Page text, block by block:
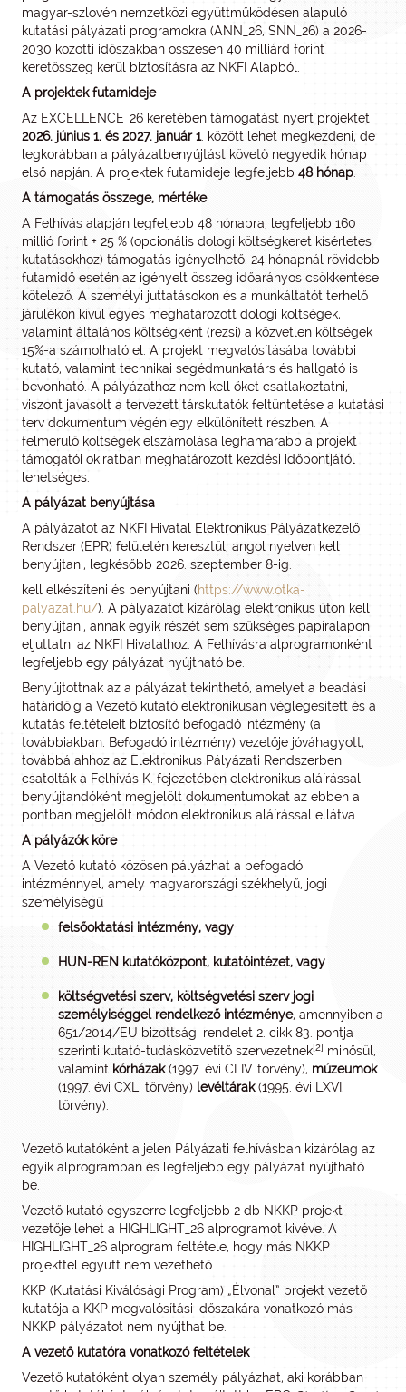
magyar-szlovén nemzetközi együttműködésen alapuló
kutatási pályázati programokra (ANN_26, SNN_26) a 2026-
2030 közötti időszakban összesen 40 milliárd forint
keretösszeg kerül biztosításra az NKFI Alapból.
A projektek futamideje
Az EXCELLENCE_26 keretében támogatást nyert projektet
2026. június 1. és 2027. január 1. között lehet megkezdeni, de
legkorábban a pályázatbenyújtást követő negyedik hónap
első napján. A projektek futamideje legfeljebb 48 hónap
A támogatás összege, mértéke
A Felhívás alapján legfeljebb 48 hónapra, legfeljebb 160
millió forint + 25 % (opcionális dologi költségkeret kísérletes
kutatásokhoz) támogatás igényelhető. 24 hónapnál rövidebb
futamidő esetén az igényelt összeg időarányos csökkentése
kötelező. A személyi juttatásokon és a munkáltatót terhelő
járulékon kívül egyes meghatározott dologi költségek,
valamint általános költségként (rezsi) a közvetlen költségek
15%-a számolható el. A projekt megvalósításába további
kutató, valamint technikai segédmunkatárs és hallgató is
bevonható. A pályázathoz nem kell őket csatlakoztatni,
viszont javasolt a tervezett társkutatók feltüntetése a kutatási
terv dokumentum végén egy elkülönített részben. A
felmerülő költségek elszámolása leghamarabb a projekt
támogatói okiratban meghatározott kezdési időpontjától
lehetséges.
A pályázat benyújtása
A pályázatot az NKFI Hivatal Elektronikus Pályázatkezelő
Rendszer (EPR) felületén keresztül, angol nyelven kell
benyújtani, legkésőbb 2026. szeptember 8-ig.
kell elkészíteni és benyújtani (https://www.otka-
palyazat.hu/). A pályázatot kizárólag elektronikus úton kell
benyújtani, annak egyik részét sem szükséges papíralapon
eljuttatni az NKFI Hivatalhoz. A Felhívásra alprogramonként
legfeljebb egy pályázat nyújtható be.
Benyújtottnak az a pályázat tekinthető, amelyet a beadási
határidőig a Vezető kutató elektronikusan véglegesített és a
kutatás feltételeit biztosító befogadó intézmény (a
továbbiakban: Befogadó intézmény) vezetője jóváhagyott,
továbbá ahhoz az Elektronikus Pályázati Rendszerben
csatolták a Felhívás K. fejezetében elektronikus aláírással
benyújtandóként megjelölt dokumentumokat az ebben a
pontban megjelölt módon elektronikus aláírással ellátva.
A pályázók köre
A Vezető kutató közösen pályázhat a befogadó
intézménnyel, amely magyarországi székhelyű, jogi
személyiségű
felsőoktatási intézmény, vagy
HUN-REN kutatóközpont, kutatóintézet, vagy
költségvetési szerv, költségvetési szerv jogi
személyiséggel rendelkező intézménye, amennyiben a
651/2014/EU bizottsági rendelet 2. cikk 83. pontja
szerinti kutató-tudásközvetítő szervezetnek[2] minősül,
valamint kórházak(1997. évi CLIV. törvény), múzeumok
(1997. évi CXL. törvény) levéltárak(1995. évi LXVI.
törvény).
Vezető kutatóként a jelen Pályázati felhívásban kizárólag az
egyik alprogramban és legfeljebb egy pályázat nyújtható
be.
Vezető kutató egyszerre legfeljebb 2 db NKKP projekt
vezetője lehet a HIGHLIGHT_26 alprogramot kivéve. A
HIGHLIGHT_26 alprogram feltétele, hogy más NKKP
projekttel együtt nem vezethető.
KKP (Kutatási Kiválósági Program) „Élvonal” projekt vezető
kutatója a KKP megvalósítási időszakára vonatkozó más
NKKP pályázatot nem nyújthat be.
A vezető kutatóra vonatkozó feltételek
Vezető kutatóként olyan személy pályázhat, aki korábban